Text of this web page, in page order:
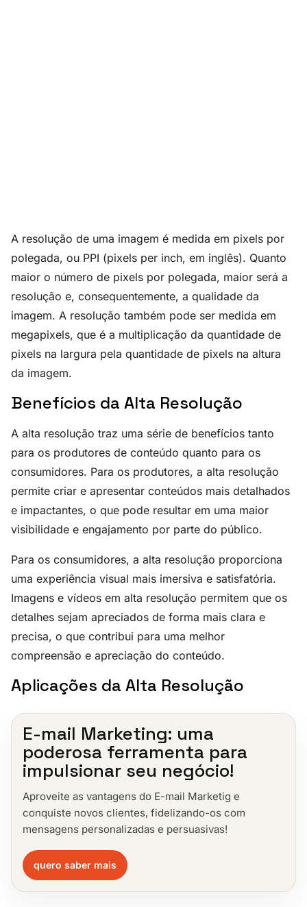
A resolução de uma imagem é medida em pixels por
polegada, ou PPI (pixels per inch, em inglês). Quanto
maior o número de pixels por polegada, maior será a
resolução e, consequentemente, a qualidade da
imagem. A resolução também pode ser medida em
megapixels, que é a multiplicação da quantidade de
pixels na largura pela quantidade de pixels na altura
da imagem.
Benefícios da Alta Resolução
A alta resolução traz uma série de benefícios tanto
para os produtores de conteúdo quanto para os
consumidores. Para os produtores, a alta resolução
permite criar e apresentar conteúdos mais detalhados
e impactantes, o que pode resultar em uma maior
visibilidade e engajamento por parte do público.
Para os consumidores, a alta resolução proporciona
uma experiência visual mais imersiva e satisfatória.
Imagens e vídeos em alta resolução permitem que os
detalhes sejam apreciados de forma mais clara e
precisa, o que contribui para uma melhor
compreensão e apreciação do conteúdo.
Aplicações da Alta Resolução
E-mail Marketing: uma
poderosa ferramenta para
impulsionar seu negócio!
Aproveite as vantagens do E-mail Marketig e
conquiste novos clientes, fidelizando-os com
mensagens personalizadas e persuasivas!
quero saber mais